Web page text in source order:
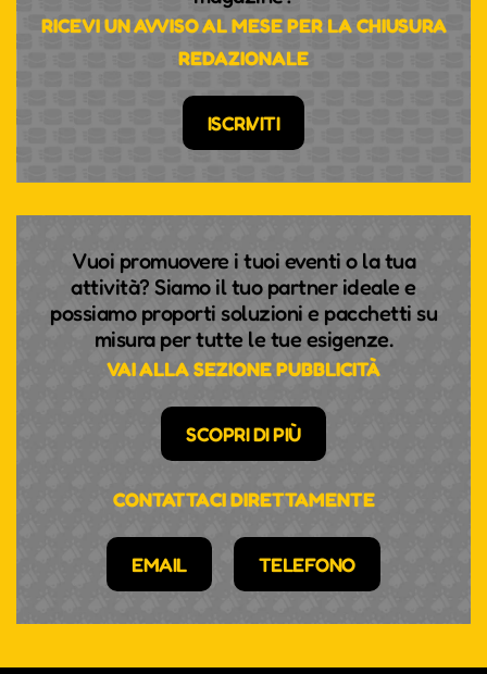
RICEVI UN AVVISO AL MESE PER LA CHIUSURA
REDAZIONALE
ISCRIVITI
Vuoi promuovere i tuoi eventi o la tua
attività? Siamo il tuo partner ideale e
possiamo proporti soluzioni e pacchetti su
misura per tutte le tue esigenze.
VAI ALLA SEZIONE PUBBLICITÀ
SCOPRI DI PIÙ
CONTATTACI DIRETTAMENTE
EMAIL TELEFONO